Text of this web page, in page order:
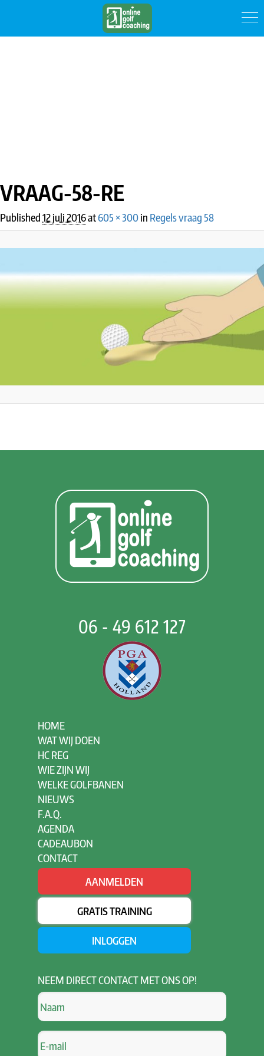
VRAAG-58-RE
Published12 juli 2016at605 × 300in Regels vraag 58
06 - 49 612 127
HOME
WAT WIJ DOEN
HC REG
WIE ZIJN WIJ
WELKE GOLFBANEN
NIEUWS
F.A.Q.
AGENDA
CADEAUBON
CONTACT
AANMELDEN
GRATIS TRAINING
INLOGGEN
NEEM DIRECT CONTACT MET ONS OP!